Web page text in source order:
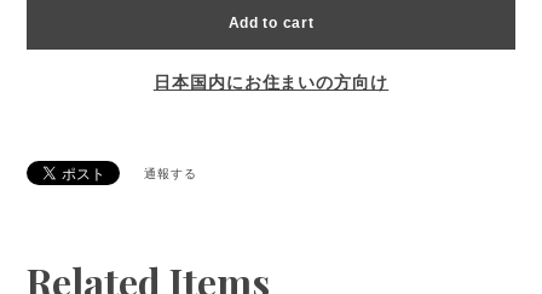
Add to cart
日本国内にお住まいの方向け
通報する
Related Items